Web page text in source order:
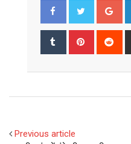
Tumblr Pinterest
Previous article